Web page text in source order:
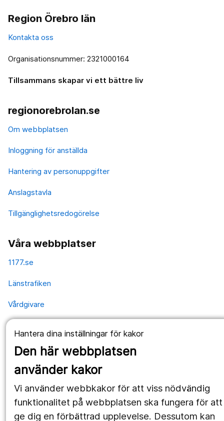
Hantera dina inställningar för kakor
Den här webbplatsen
använder kakor
Vi använder webbkakor för att viss nödvändig
funktionalitet på webbplatsen ska fungera för att
ge dig en förbättrad upplevelse. Dessutom kan
Region Örebro län
Kontakta oss
Organisationsnummer: 2321000164
Tillsammans skapar vi ett bättre liv
regionorebrolan.se
Om webbplatsen
Inloggning för anställda
Hantering av personuppgifter
Anslagstavla
Tillgänglighetsredogörelse
Våra webbplatser
1177.se
Länstrafiken
Vårdgivare
portraitInstagram